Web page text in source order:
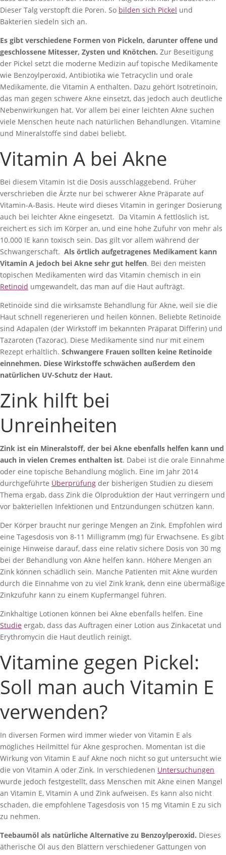
Dieser Talg verstopft die Poren. So bilden sich Pickel und
Bakterien siedeln sich an.
Es gibt verschiedene Formen von Pickeln, darunter offene und
geschlossene Mitesser, Zysten und Knötchen. Zur Beseitigung
der Pickel setzt die moderne Medizin auf topische Medikamente
wie Benzoylperoxid, Antibiotika wie Tetracyclin und orale
Medikamente, die Vitamin A enthalten. Dazu gehört Isotretinoin,
das man gegen schwere Akne einsetzt, das jedoch auch deutliche
Nebenwirkungen hat. Vor allem bei einer leichten Akne suchen
viele Menschen heute nach natürlichen Behandlungen. Vitamine
und Mineralstoffe sind dabei beliebt.
Vitamin A bei Akne
Bei diesem Vitamin ist die Dosis ausschlaggebend. Früher
verschrieben die Ärzte nur bei schwerer Akne Präparate auf
Vitamin-A-Basis. Heute wird dieses Vitamin in geringer Dosierung
auch bei leichter Akne eingesetzt. Da Vitamin A fettlöslich ist,
reichert es sich im Körper an, und eine hohe Zufuhr von mehr als
10.000 IE kann toxisch sein. Das gilt vor allem während der
Schwangerschaft. Als örtlich aufgetragenes Medikament kann
Vitamin A jedoch bei Akne sehr gut helfen. Bei den meisten
topischen Medikamenten wird das Vitamin chemisch in ein
Retinoid umgewandelt, das man auf die Haut aufträgt.
Retinoide sind die wirksamste Behandlung für Akne, weil sie die
Haut schnell regenerieren und heilen können. Beliebte Retinoide
sind Adapalen (der Wirkstoff im bekannten Präparat Differin) und
Tazaroten (Tazorac). Diese Medikamente sind nur mit einem
Rezept erhältlich. Schwangere Frauen sollten keine Retinoide
einnehmen. Diese Wirkstoffe schwächen außerdem den
natürlichen UV-Schutz der Haut.
Zink hilft bei
Unreinheiten
Zink ist ein Mineralstoff, der bei Akne ebenfalls helfen kann und
auch in vielen Cremes enthalten ist. Dabei ist die orale Einnahme
oder eine topische Behandlung möglich. Eine im Jahr 2014
durchgeführte Überprüfung der bisherigen Studien zu diesem
Thema ergab, dass Zink die Ölproduktion der Haut verringern und
vor bakteriellen Infektionen und Entzündungen schützen kann.
Der Körper braucht nur geringe Mengen an Zink. Empfohlen wird
eine Tagesdosis von 8-11 Milligramm (mg) für Erwachsene. Es gibt
einige Hinweise darauf, dass eine relativ sichere Dosis von 30 mg
bei der Behandlung von Akne helfen kann. Höhere Mengen an
Zink können schädlich sein. Manche Patienten mit Akne wurden
durch die Einnahme von zu viel Zink krank, denn eine übermäßige
Zinkzufuhr kann zu einem Kupfermangel führen.
Zinkhaltige Lotionen können bei Akne ebenfalls helfen. Eine
Studie ergab, dass das Auftragen einer Lotion aus Zinkacetat und
Erythromycin die Haut deutlich reinigt.
Vitamine gegen Pickel:
Soll man auch Vitamin E
verwenden?
In diversen Formen wird immer wieder von Vitamin E als
mögliches Heilmittel für Akne gesprochen. Momentan ist die
Wirkung von Vitamin E auf Akne noch nicht so gut untersucht wie
die von Vitamin A oder Zink. In verschiedenen Untersuchungen
wurde jedoch festgestellt, dass Menschen mit Akne einen Mangel
an Vitamin E, Vitamin A und Zink aufweisen. Es kann also nicht
schaden, die empfohlene Tagesdosis von 15 mg Vitamin E zu sich
zu nehmen.
Teebaumöl als natürliche Alternative zu Benzoylperoxid. Dieses
ätherische Öl aus den Blättern verschiedener Gattungen von